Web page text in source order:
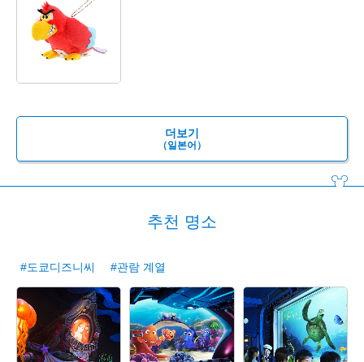
더보기
（일본어）
추천 명소
#도쿄디즈니씨 #관람 계열